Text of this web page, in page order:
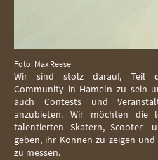
Foto: Max Reese
Wir sind stolz darauf, Teil
Community in Hameln zu sein
auch Contests und
anzubieten. Wir möchten die
talentierten Skatern, Scooter-
geben, ihr Können zu zeigen
zu messen.